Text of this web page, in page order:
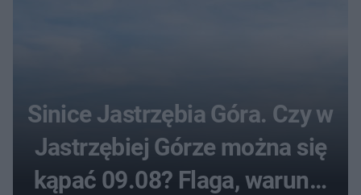
Sinice Jastrzębia Góra. Czy w
Jastrzębiej Górze można się
kąpać 09.08? Flaga, warunki